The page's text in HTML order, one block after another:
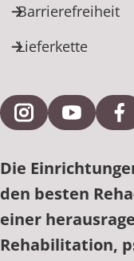
Barrierefreiheit
Lieferkette
ExterneExterne
Die
den besten
einer
Rehabilitation,